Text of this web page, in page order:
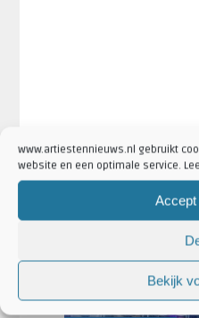
www.artiestennieuws.nl gebruikt
website en een optimale service.
Accept
Bekijk
Artikel Tags:
· ·